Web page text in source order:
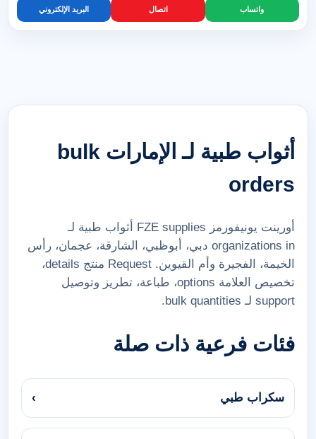
واتساب اتصال البريد الإلكتروني
أثواب طبية لـ الإمارات bulk
orders
أورينت يونيفورمز FZE supplies أثواب طبية لـ
organizations in دبي، أبوظبي، الشارقة، عجمان، رأس
الخيمة، الفجيرة وأم القيوين. Request منتج details،
تخصيص العلامة options، طباعة، تطريز وتوصيل
support لـ bulk quantities.
فئات فرعية ذات صلة
سكراب طبي ›